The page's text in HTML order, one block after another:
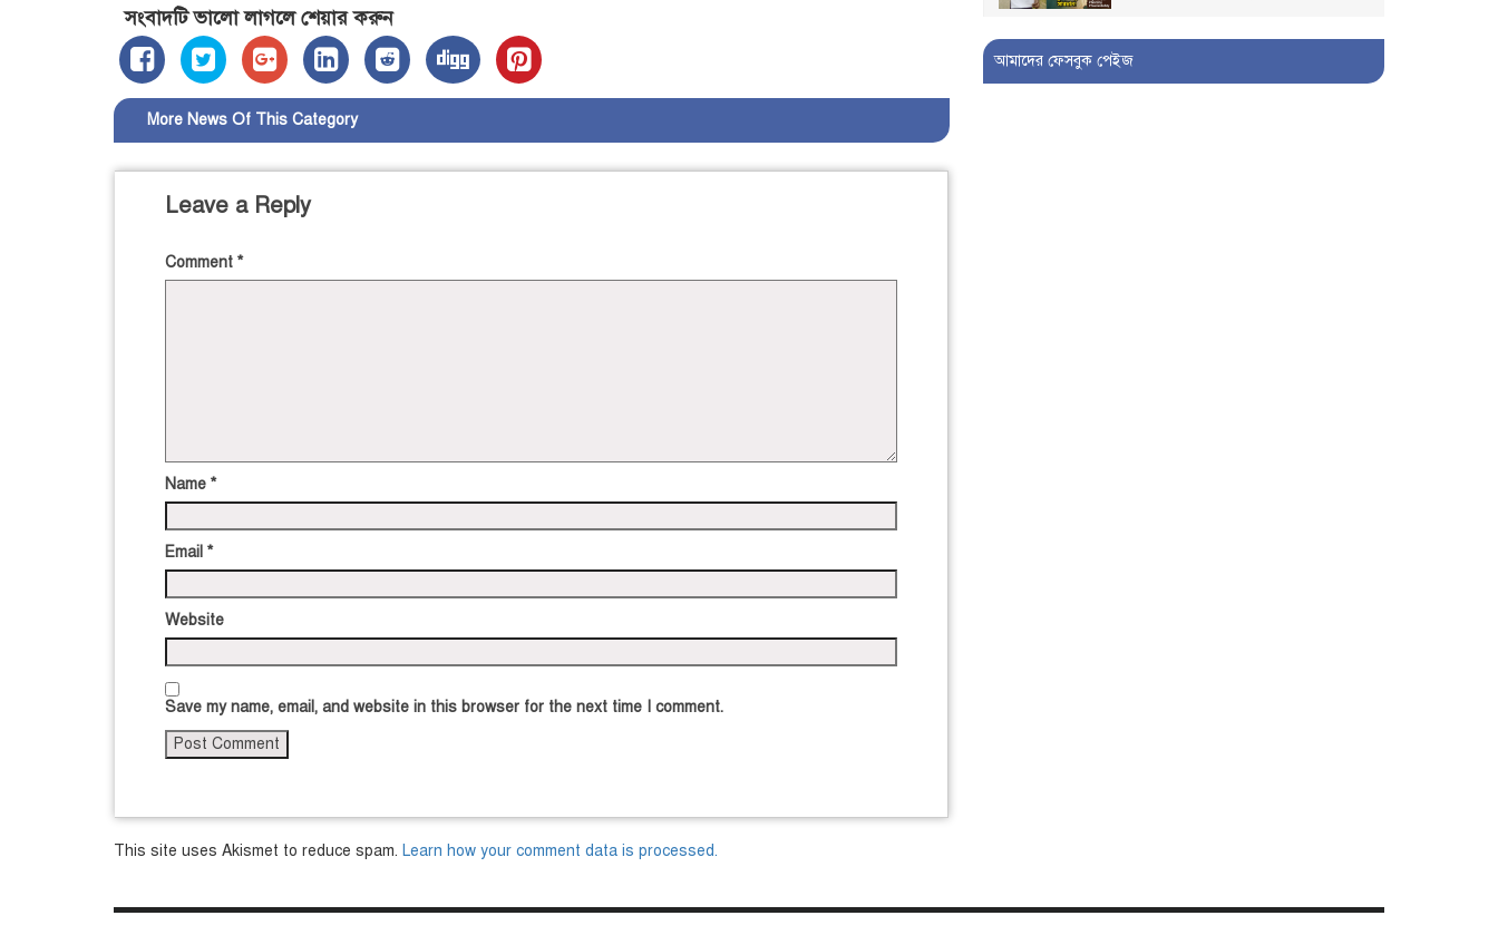
সংবাদটি ভালো লাগলে শেয়ার করুন
More News Of This Category
Leave a Reply
Comment *
Name *
Email *
Website
Save my name, email, and website in this browser for the next time I comment.
This site uses Akismet to reduce spam. Learn how your comment data is processed.
বিআইডিসি’তে ১৫ বছরের
দখলদারিত্ব বজায় রাখতে মরিয়া
আমাদের ফেসবুক পেইজ